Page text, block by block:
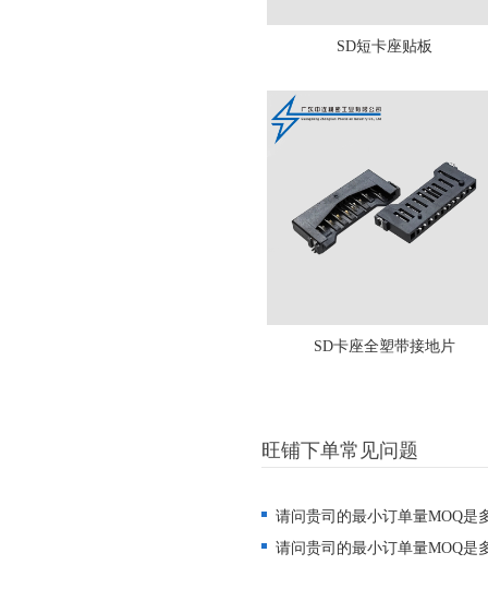
SD短卡座贴板
SD卡座全塑带接地片
旺铺下单常见问题
请问贵司的最小订单量MOQ是
请问贵司的最小订单量MOQ是